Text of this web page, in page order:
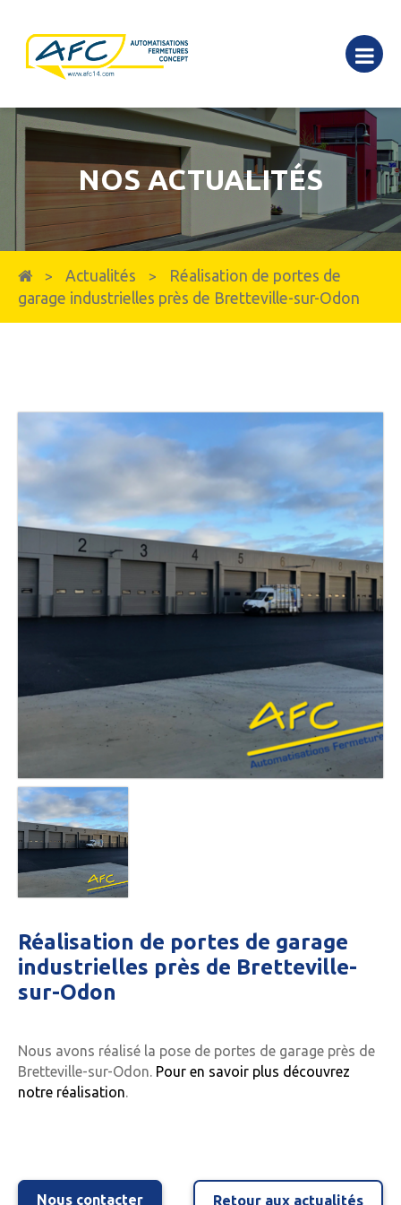
NOS ACTUALITÉS
> Actualités >
Réalisation de portes de
garage industrielles près de Bretteville-sur-Odon
Réalisation de portes de garage
industrielles près de Bretteville-
sur-Odon
Nous avons réalisé la pose de portes de garage près de
Bretteville-sur-Odon. Pour en savoir plus découvrez
notre réalisation.
Nous contacter Retour aux actualités